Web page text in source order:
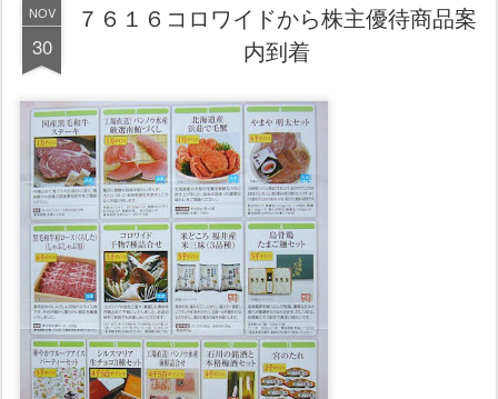
NOV
30
７６１６コロワイドから株主優待商品案
内到着